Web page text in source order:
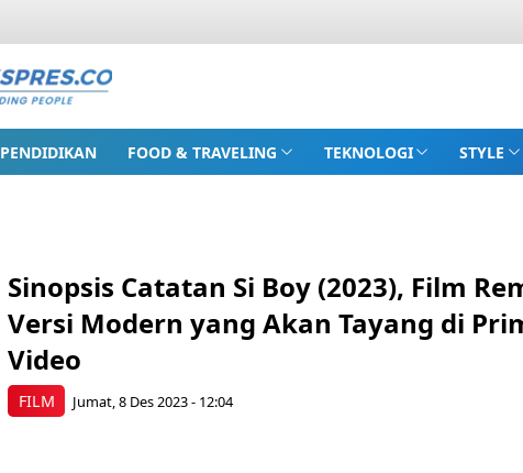
PENDIDIKAN FOOD & TRAVELING TEKNOLOGI STYLE
FILM
Sinopsis Catatan Si Boy (2023), Film
Versi Modern yang Akan Tayang di
Video
Jumat, 8 Des 2023 - 12:04